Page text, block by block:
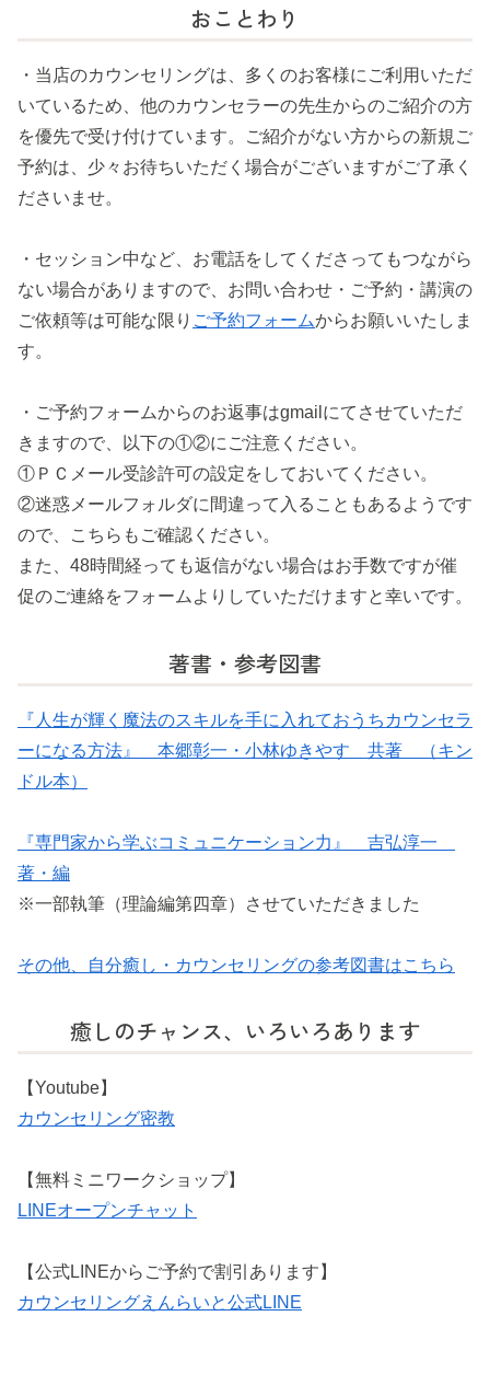
おことわり
・当店のカウンセリングは、多くのお客様にご利用いただ
いているため、他のカウンセラーの先生からのご紹介の方
を優先で受け付けています。ご紹介がない方からの新規ご
予約は、少々お待ちいただく場合がございますがご了承く
ださいませ。
・セッション中など、お電話をしてくださってもつながら
ない場合がありますので、お問い合わせ・ご予約・講演の
ご依頼等は可能な限り ご予約フォームからお願いいたしま
す。
・ご予約フォームからのお返事はgmailにてさせていただ
きますので、以下の①②にご注意ください。
①ＰＣメール受診許可の設定をしておいてください。
②迷惑メールフォルダに間違って入ることもあるようです
ので、こちらもご確認ください。
また、48時間経っても返信がない場合はお手数ですが催
促のご連絡をフォームよりしていただけますと幸いです。
著書・参考図書
『人生が輝く魔法のスキルを手に入れておうちカウンセラ
ーになる方法』 本郷彰一・小林ゆきやす 共著 （キン
ドル本）
『専門家から学ぶコミュニケーション力』 吉弘淳一
著・編
※一部執筆（理論編第四章）させていただきました
その他、自分癒し・カウンセリングの参考図書はこちら
癒しのチャンス、いろいろあります
【Youtube】
カウンセリング密教
【無料ミニワークショップ】
LINEオープンチャット
【公式LINEからご予約で割引あります】
カウンセリングえんらいと公式LINE